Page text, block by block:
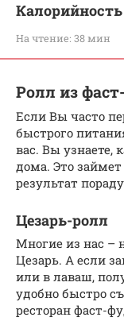
На чтение: 38 мин
Ролл из
Если Вы часто
быстрого
вас. Вы узнаете,
дома. Это
результат
Цезарь-ролл
Многие из нас –
Цезарь. А если
или в лаваш,
удобно быстро
ресторан фаст-